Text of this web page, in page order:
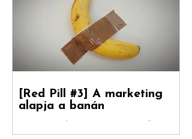
boldogulása kulcsa
Folytatódik tovább sorozatunk. Debreceni
Jánossal, a Hogyan nőnek a márkák
fordítójával Kovács Levente (White Rabbit
[Red Pill #3] A marketing